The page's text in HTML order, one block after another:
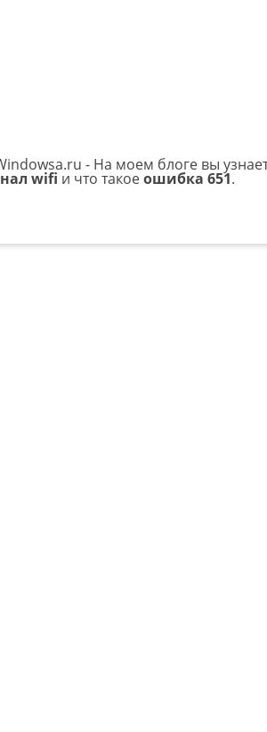
- На моем блоге вы
wifi и что такоеошибка 651.